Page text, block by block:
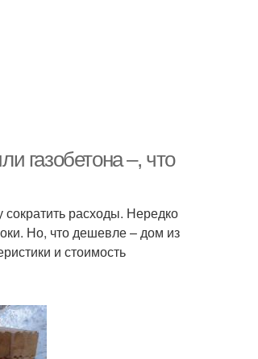
газобетона –, что
расходы. Нередко
Но, что дешевле – дом из
и стоимость